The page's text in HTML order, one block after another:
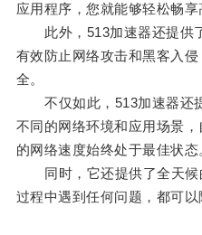
应用程序，您就能够轻松畅享
此外，513加速器还提供
有效防止网络攻击和黑客入
全。
不仅如此，513加速器还
不同的网络环境和应用场景
的网络速度始终处于最佳状态
同时，它还提供了全天候
过程中遇到任何问题，都可以